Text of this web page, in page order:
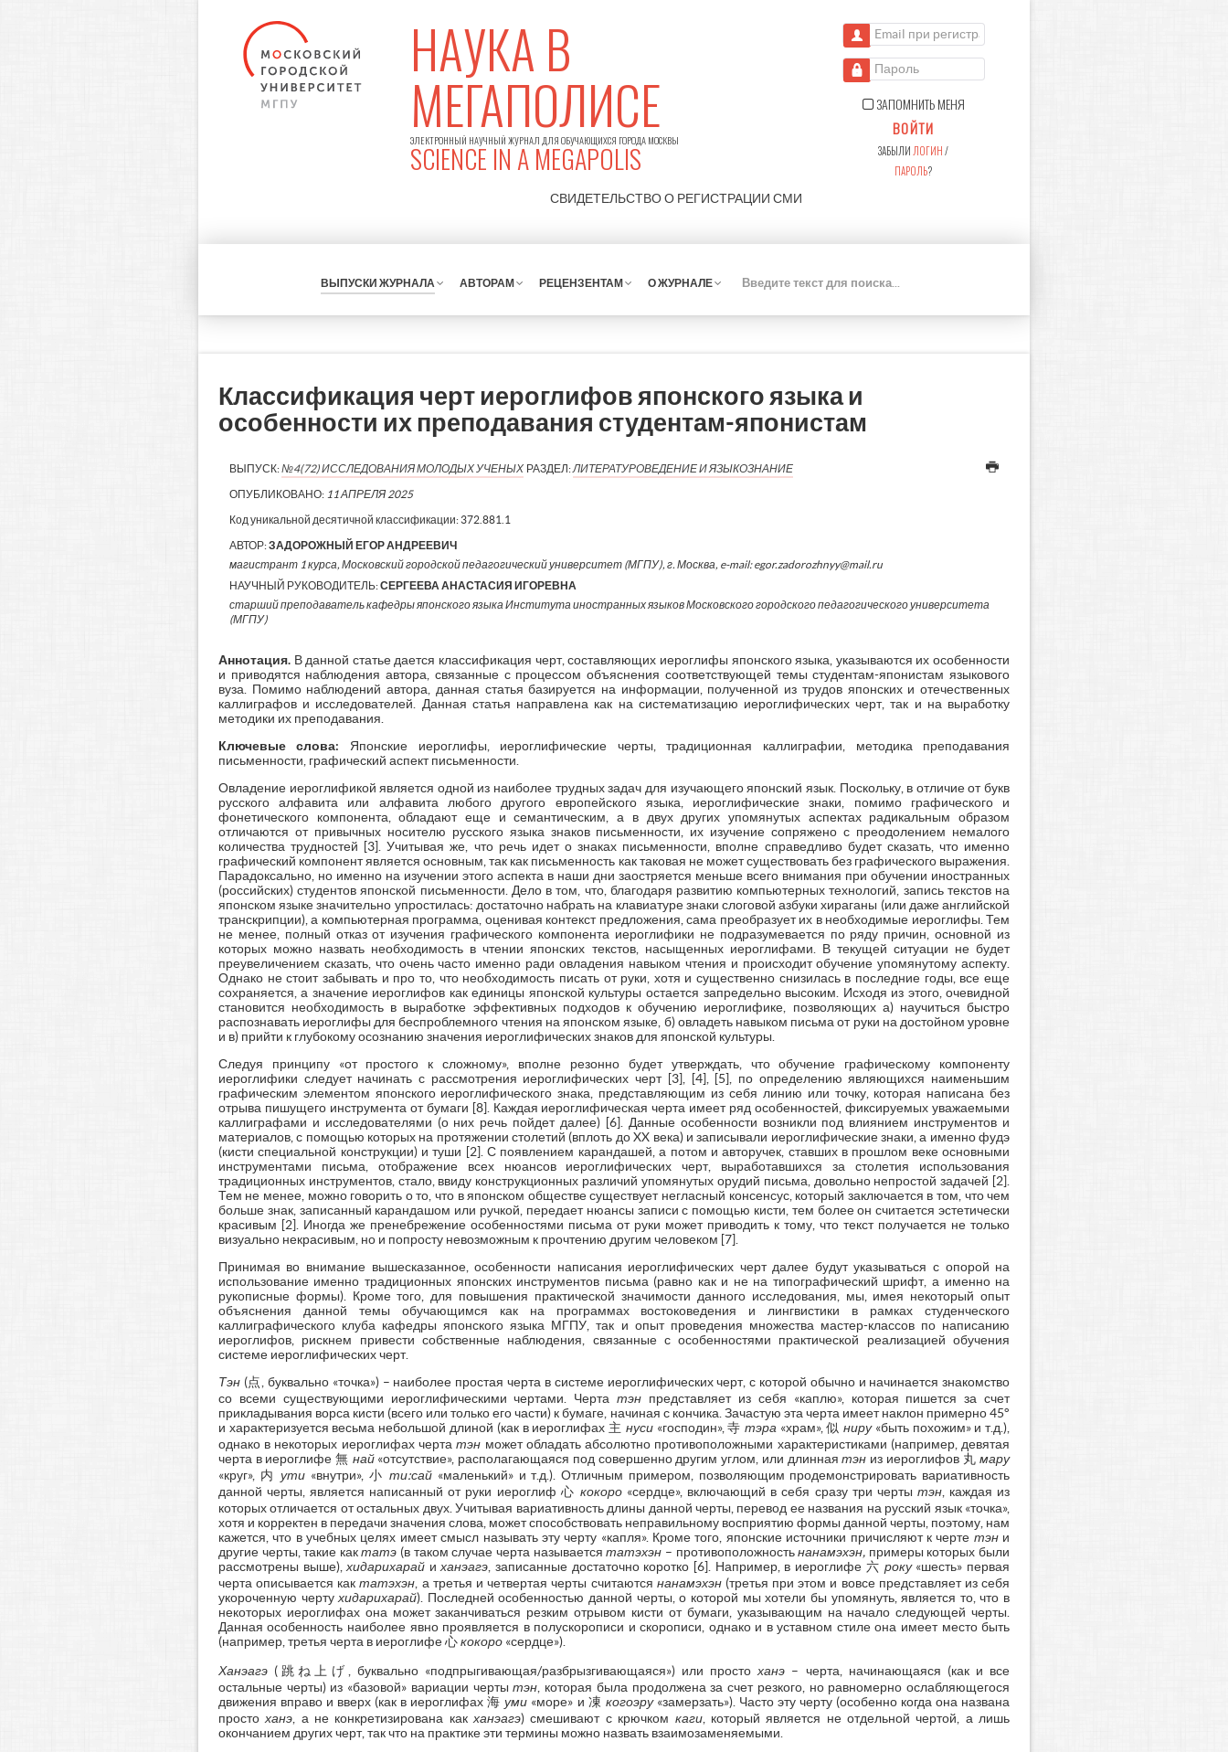
НАУКА В
МЕГАПОЛИСЕ
ЭЛЕКТРОННЫЙ НАУЧНЫЙ ЖУРНАЛ ДЛЯ ОБУЧАЮЩИХСЯ ГОРОДА МОСКВЫ
SCIENCE IN A MEGAPOLIS
СВИДЕТЕЛЬСТВО О РЕГИСТРАЦИИ СМИ
Email при регистрации
Пароль
ЗАПОМНИТЬ МЕНЯ
ВОЙТИ
ЗАБЫЛИ ЛОГИН/
ПАРОЛЬ?
ВЫПУСКИ ЖУРНАЛА АВТОРАМ РЕЦЕНЗЕНТАМ О ЖУРНАЛЕ
К
Классификация черт иероглифов японского языка и
особенности их преподавания студентам-японистам
ВЫПУСК:№4(72) ИССЛЕДОВАНИЯ МОЛОДЫХ УЧЕНЫХ РАЗДЕЛ:ЛИТЕРАТУРОВЕДЕНИЕ И ЯЗЫКОЗНАНИЕ
ОПУБЛИКОВАНО: 11 АПРЕЛЯ 2025
Код уникальной десятичной классификации: 372.881.1
АВТОР:ЗАДОРОЖНЫЙ ЕГОР АНДРЕЕВИЧ
магистрант 1 курса, Московский городской педагогический университет (МГПУ), г. Москва, e-mail: egor.zadorozhnyy@mail.ru
НАУЧНЫЙ РУКОВОДИТЕЛЬ:СЕРГЕЕВА АНАСТАСИЯ ИГОРЕВНА
старший преподаватель кафедры японского языка Института иностранных языков Московского городского педагогического университета
(МГПУ)
Аннотация.В данной статье дается классификация черт, составляющих иероглифы японского языка, указываются их особенности
и приводятся наблюдения автора, связанные с процессом объяснения соответствующей темы студентам-японистам языкового
вуза. Помимо наблюдений автора, данная статья базируется на информации, полученной из трудов японских и отечественных
каллиграфов и исследователей. Данная статья направлена как на систематизацию иероглифических черт, так и на выработку
методики их преподавания.
Ключевые слова: Японские иероглифы, иероглифические черты, традиционная каллиграфии, методика преподавания
письменности, графический аспект письменности.
Овладение иероглификой является одной из наиболее трудных задач для изучающего японский язык. Поскольку, в отличие от букв
русского алфавита или алфавита любого другого европейского языка, иероглифические знаки, помимо графического и
фонетического компонента, обладают еще и семантическим, а в двух других упомянутых аспектах радикальным образом
отличаются от привычных носителю русского языка знаков письменности, их изучение сопряжено с преодолением немалого
количества трудностей [3]. Учитывая же, что речь идет о знаках письменности, вполне справедливо будет сказать, что именно
графический компонент является основным, так как письменность как таковая не может существовать без графического выражения.
Парадоксально, но именно на изучении этого аспекта в наши дни заостряется меньше всего внимания при обучении иностранных
(российских) студентов японской письменности. Дело в том, что, благодаря развитию компьютерных технологий, запись текстов на
японском языке значительно упростилась: достаточно набрать на клавиатуре знаки слоговой азбуки хираганы (или даже английской
транскрипции), а компьютерная программа, оценивая контекст предложения, сама преобразует их в необходимые иероглифы. Тем
не менее, полный отказ от изучения графического компонента иероглифики не подразумевается по ряду причин, основной из
которых можно назвать необходимость в чтении японских текстов, насыщенных иероглифами. В текущей ситуации не будет
преувеличением сказать, что очень часто именно ради овладения навыком чтения и происходит обучение упомянутому аспекту.
Однако не стоит забывать и про то, что необходимость писать от руки, хотя и существенно снизилась в последние годы, все еще
сохраняется, а значение иероглифов как единицы японской культуры остается запредельно высоким. Исходя из этого, очевидной
становится необходимость в выработке эффективных подходов к обучению иероглифике, позволяющих а) научиться быстро
распознавать иероглифы для беспроблемного чтения на японском языке, б) овладеть навыком письма от руки на достойном уровне
и в) прийти к глубокому осознанию значения иероглифических знаков для японской культуры.
Следуя принципу «от простого к сложному», вполне резонно будет утверждать, что обучение графическому компоненту
иероглифики следует начинать с рассмотрения иероглифических черт [3], [4], [5], по определению являющихся наименьшим
графическим элементом японского иероглифического знака, представляющим из себя линию или точку, которая написана без
отрыва пишущего инструмента от бумаги [8]. Каждая иероглифическая черта имеет ряд особенностей, фиксируемых уважаемыми
каллиграфами и исследователями (о них речь пойдет далее) [6]. Данные особенности возникли под влиянием инструментов и
материалов, с помощью которых на протяжении столетий (вплоть до XX века) и записывали иероглифические знаки, а именно фудэ
(кисти специальной конструкции) и туши [2]. С появлением карандашей, а потом и авторучек, ставших в прошлом веке основными
инструментами письма, отображение всех нюансов иероглифических черт, выработавшихся за столетия использования
традиционных инструментов, стало, ввиду конструкционных различий упомянутых орудий письма, довольно непростой задачей [2].
Тем не менее, можно говорить о то, что в японском обществе существует негласный консенсус, который заключается в том, что чем
больше знак, записанный карандашом или ручкой, передает нюансы записи с помощью кисти, тем более он считается эстетически
красивым [2]. Иногда же пренебрежение особенностями письма от руки может приводить к тому, что текст получается не только
визуально некрасивым, но и попросту невозможным к прочтению другим человеком [7].
Принимая во внимание вышесказанное, особенности написания иероглифических черт далее будут указываться с опорой на
использование именно традиционных японских инструментов письма (равно как и не на типографический шрифт, а именно на
рукописные формы). Кроме того, для повышения практической значимости данного исследования, мы, имея некоторый опыт
объяснения данной темы обучающимся как на программах востоковедения и лингвистики в рамках студенческого
каллиграфического клуба кафедры японского языка МГПУ, так и опыт проведения множества мастер-классов по написанию
иероглифов, рискнем привести собственные наблюдения, связанные с особенностями практической реализацией обучения
системе иероглифических черт.
Тэн(点, буквально «точка») – наиболее простая черта в системе иероглифических черт, с которой обычно и начинается знакомство
со всеми существующими иероглифическими чертами. Чертатэн представляет из себя «каплю», которая пишется за счет
прикладывания ворса кисти (всего или только его части) к бумаге, начиная с кончика. Зачастую эта черта имеет наклон примерно 45°
и характеризуется весьма небольшой длиной (как в иероглифах 主 нуси«господин», 寺 тэра «храм», 似ниру «быть похожим» и т.д.),
однако в некоторых иероглифах чертатэн может обладать абсолютно противоположными характеристиками (например, девятая
черта в иероглифе 無 най «отсутствие», располагающаяся под совершенно другим углом, или длиннаятэн из иероглифов 丸мару
«круг», 内ути «внутри», 小ти:сай «маленький» и т.д.). Отличным примером, позволяющим продемонстрировать вариативность
данной черты, является написанный от руки иероглиф 心 кокоро«сердце», включающий в себя сразу три черты тэн, каждая из
которых отличается от остальных двух. Учитывая вариативность длины данной черты, перевод ее названия на русский язык «точка»,
хотя и корректен в передачи значения слова, может способствовать неправильному восприятию формы данной черты, поэтому, нам
кажется, что в учебных целях имеет смысл называть эту черту «капля». Кроме того, японские источники причисляют к черте тэни
другие черты, такие кактатэ (в таком случае черта называетсятатэхэн – противоположностьнанамэхэн, примеры которых были
рассмотрены выше),хидарихарай и ханэагэ , записанные достаточно коротко [6]. Например, в иероглифе 六 року«шесть» первая
черта описывается кактатэхэн , а третья и четвертая черты считаются нанамэхэн(третья при этом и вовсе представляет из себя
укороченную чертухидарихарай). Последней особенностью данной черты, о которой мы хотели бы упомянуть, является то, что в
некоторых иероглифах она может заканчиваться резким отрывом кисти от бумаги, указывающим на начало следующей черты.
Данная особенность наиболее явно проявляется в полускорописи и скорописи, однако и в уставном стиле она имеет место быть
(например, третья черта в иероглифе 心кокоро«сердце»).
Ханэагэ(跳ね上げ, буквально «подпрыгивающая/разбрызгивающаяся») или простоханэ – черта, начинающаяся (как и все
остальные черты) из «базовой» вариации чертытэн , которая была продолжена за счет резкого, но равномерно ослабляющегося
движения вправо и вверх (как в иероглифах 海уми «море» и 凍 когоэру«замерзать»). Часто эту черту (особенно когда она названа
простоханэ , а не конкретизирована какханэагэ) смешивают с крючком каги, который является не отдельной чертой, а лишь
окончанием других черт, так что на практике эти термины можно назвать взаимозаменяемыми.